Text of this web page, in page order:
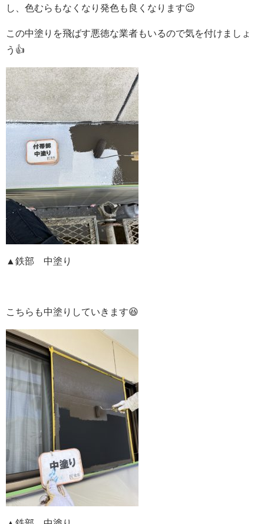
し、色むらもなくなり発色も良くなります😉
この中塗りを飛ばす悪徳な業者もいるので気を付けましょ
う👍
▲鉄部 中塗り
こちらも中塗りしていきます😆